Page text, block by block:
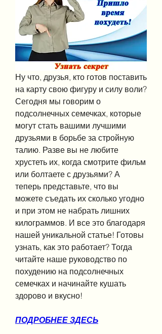
Ну что, друзья, кто готов поставить
на карту свою фигуру и силу воли?
Сегодня мы говорим о
подсолнечных семечках, которые
могут стать вашими лучшими
друзьями в борьбе за стройную
талию. Разве вы не любите
хрустеть их, когда смотрите фильм
или болтаете с друзьями? А
теперь представьте, что вы
можете съедать их сколько угодно
и при этом не набрать лишних
килограммов. И все это благодаря
нашей уникальной статье! Готовы
узнать, как это работает? Тогда
читайте наше руководство по
похудению на подсолнечных
семечках и начинайте кушать
здорово и вкусно!
ПОДРОБНЕЕ ЗДЕСЬ